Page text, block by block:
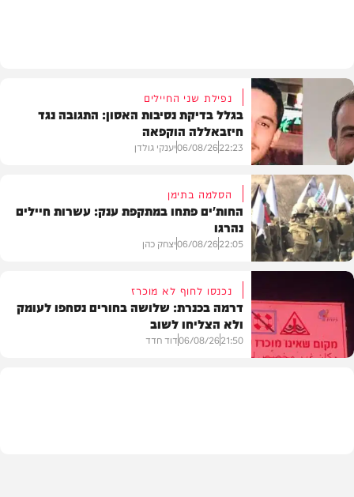
צבא וביטחון
נפילת שני החיילים
בגלל בדיקת נסיבות האסון: התגובה נגד
חיזבאללה הוקפאה
22:23
06/08/26יענקי גולדן
בעולם
הסלמה בתימן
החות'ים פתחו במתקפת ענק: עשרות חיילים
נהרגו
22:05
06/08/26יצחק כהן
נכנסו לחוף לא מוכרז
דרמה בכנרת: שלושה בחורים נסחפו לעומק
ולא הצליחו לשוב
21:50
06/08/26דוד חדד